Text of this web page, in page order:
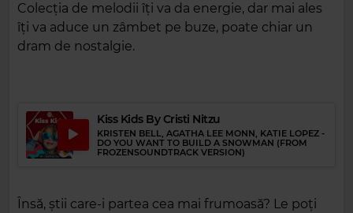
Colecția de melodii îți va da energie, dar mai ales
îți va aduce un zâmbet pe buze, poate chiar un
dram de nostalgie.
Kiss Kids By Cristi Nitzu
KRISTEN BELL, AGATHA LEE MONN, KATIE LOPEZ -
DO YOU WANT TO BUILD A SNOWMAN (FROM
FROZENSOUNDTRACK VERSION)
Însă, știi care-i partea cea mai frumoasă? Le poți